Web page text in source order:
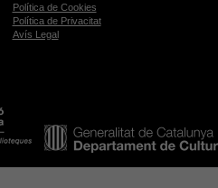
Política de Cookies
Política de Privacitat
Avís Legal